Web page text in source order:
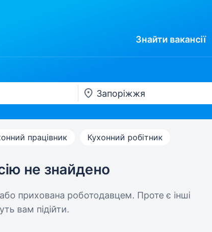
Знайти вакансії
працівник Кухонний робітник
не знайдено
прихована роботодавцем. Проте є інші
вам підійти.